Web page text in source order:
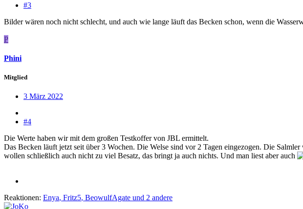
#3
Bilder wären noch nicht schlecht, und auch wie lange läuft das Becken schon, wenn die
P
Phini
Mitglied
3 März 2022
#4
Die Werte haben wir mit dem großen Testkoffer von JBL ermittelt.
Das Becken läuft jetzt seit über 3 Wochen. Die Welse sind vor 2 Tagen eingezogen. Die
wollen schließlich auch nicht zu viel Besatz, das bringt ja auch nichts. Und man liest aber auch
Reaktionen: Enya, Fritz5, BeowulfAgate und 2 andere